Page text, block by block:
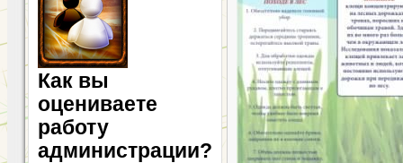
Как вы
оцениваете
работу
администрации?